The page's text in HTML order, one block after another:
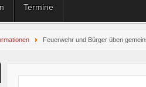
Termine
Feuerwehr und Bürger üben